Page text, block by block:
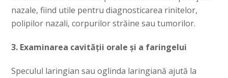
nazale, fiind utile pentru diagnosticarea rinitelor,
polipilor nazali, corpurilor străine sau tumorilor.
3. Examinarea cavității orale și a faringelui
Speculul laringian sau oglinda laringiană ajută la